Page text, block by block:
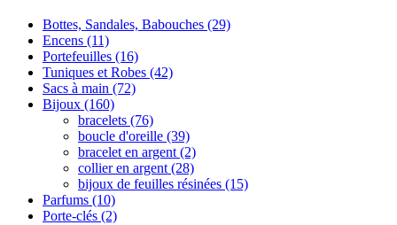
Bottes, Sandales, Babouches (29)
Encens (11)
Portefeuilles (16)
Tuniques et Robes (42)
Sacs à main (72)
Bijoux (160)
bracelets (76)
boucle d'oreille (39)
bracelet en argent (2)
collier en argent (28)
bijoux de feuilles résinées (15)
Parfums (10)
Porte-clés (2)